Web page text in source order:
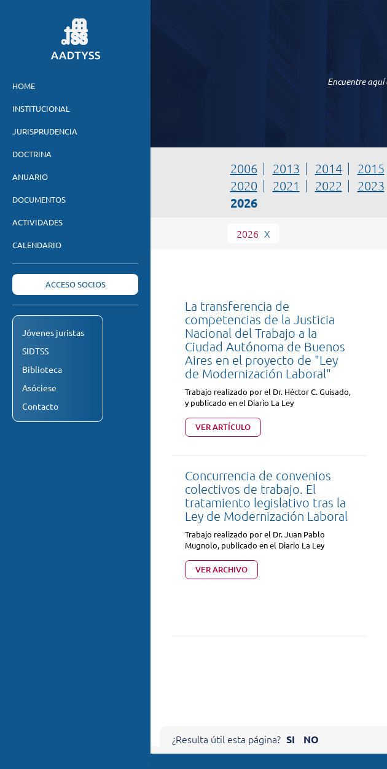
HOME
INSTITUCIONAL
JURISPRUDENCIA
DOCTRINA
ANUARIO
DOCUMENTOS
ACTIVIDADES
CALENDARIO
ACCESO SOCIOS
Jóvenes juristas
SIDTSS
Biblioteca
Asóciese
Contacto
Encuentre
2006 2013 2014 2015
2020
2021 2022 2023
2026
2026 X
La transferencia de
competencias de la Justicia
Nacional del Trabajo a la
Ciudad Autónoma de Buenos
Aires en el proyecto de "Ley
de Modernización Laboral"
Trabajo realizado por el Dr. Héctor C. Guisado,
y publicado en el Diario La Ley
VER ARTÍCULO
Concurrencia de convenios
colectivos de trabajo. El
tratamiento legislativo tras la
Ley de Modernización Laboral
Trabajo realizado por el Dr. Juan Pablo
Mugnolo, publicado en el Diario La Ley
VER ARCHIVO
¿Resulta útil esta página? SI NO
AYÚDENOS A MEJORAR NUESTRO